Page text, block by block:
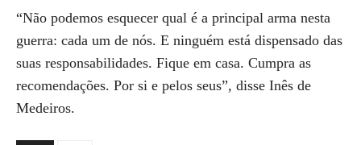
“Não podemos esquecer qual é a principal arma nesta
guerra: cada um de nós. E ninguém está dispensado das
suas responsabilidades. Fique em casa. Cumpra as
recomendações. Por si e pelos seus”, disse Inês de
Medeiros.